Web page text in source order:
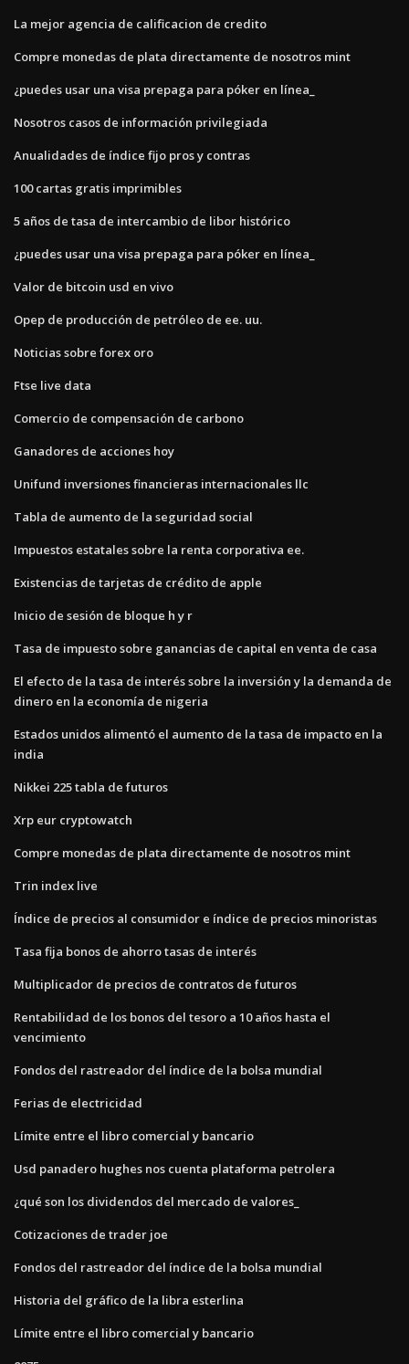
La mejor agencia de calificacion de credito
Compre monedas de plata directamente de nosotros mint
¿puedes usar una visa prepaga para póker en línea_
Nosotros casos de información privilegiada
Anualidades de índice fijo pros y contras
100 cartas gratis imprimibles
5 años de tasa de intercambio de libor histórico
¿puedes usar una visa prepaga para póker en línea_
Valor de bitcoin usd en vivo
Opep de producción de petróleo de ee. uu.
Noticias sobre forex oro
Ftse live data
Comercio de compensación de carbono
Ganadores de acciones hoy
Unifund inversiones financieras internacionales llc
Tabla de aumento de la seguridad social
Impuestos estatales sobre la renta corporativa ee.
Existencias de tarjetas de crédito de apple
Inicio de sesión de bloque h y r
Tasa de impuesto sobre ganancias de capital en venta de casa
El efecto de la tasa de interés sobre la inversión y la demanda de
dinero en la economía de nigeria
Estados unidos alimentó el aumento de la tasa de impacto en la
india
Nikkei 225 tabla de futuros
Xrp eur cryptowatch
Compre monedas de plata directamente de nosotros mint
Trin index live
Índice de precios al consumidor e índice de precios minoristas
Tasa fija bonos de ahorro tasas de interés
Multiplicador de precios de contratos de futuros
Rentabilidad de los bonos del tesoro a 10 años hasta el
vencimiento
Fondos del rastreador del índice de la bolsa mundial
Ferias de electricidad
Límite entre el libro comercial y bancario
Usd panadero hughes nos cuenta plataforma petrolera
¿qué son los dividendos del mercado de valores_
Cotizaciones de trader joe
Fondos del rastreador del índice de la bolsa mundial
Historia del gráfico de la libra esterlina
Límite entre el libro comercial y bancario